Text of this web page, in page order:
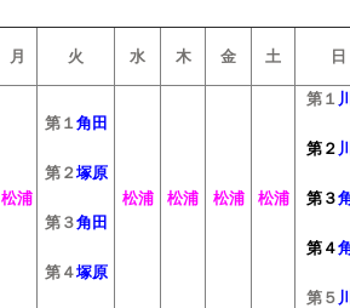
月 火 水 木 金 土 日
松浦
第１ 角田
第２ 塚原
第３角田
第４塚原
松浦 松浦 松浦 松浦
第１
第２
第３
第４
第５